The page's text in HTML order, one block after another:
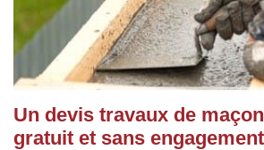
Un devis travaux de
gratuit et sans engagement